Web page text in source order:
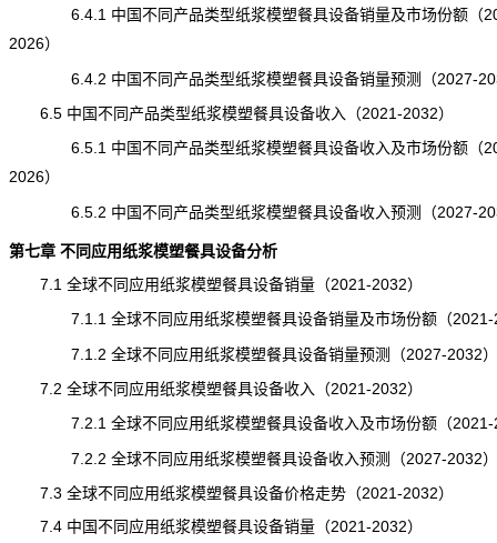
6.4.1 中国不同产品类型纸浆模塑餐具设备销量及市场份额（
2026）
6.4.2 中国不同产品类型纸浆模塑餐具设备销量预测（2027-
6.5 中国不同产品类型纸浆模塑餐具设备收入（2021-2032）
6.5.1 中国不同产品类型纸浆模塑餐具设备收入及市场份额（
2026）
6.5.2 中国不同产品类型纸浆模塑餐具设备收入预测（2027-
第七章 不同应用纸浆模塑餐具设备分析
7.1 全球不同应用纸浆模塑餐具设备销量（2021-2032）
7.1.1 全球不同应用纸浆模塑餐具设备销量及市场份额（2021-
7.1.2 全球不同应用纸浆模塑餐具设备销量预测（2027-2032）
7.2 全球不同应用纸浆模塑餐具设备收入（2021-2032）
7.2.1 全球不同应用纸浆模塑餐具设备收入及市场份额（2021-
7.2.2 全球不同应用纸浆模塑餐具设备收入预测（2027-2032）
7.3 全球不同应用纸浆模塑餐具设备价格走势（2021-2032）
7.4 中国不同应用纸浆模塑餐具设备销量（2021-2032）